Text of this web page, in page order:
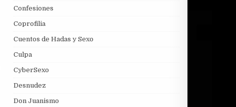
Confesiones
Coprofilia
Cuentos de Hadas y Sexo
Culpa
CyberSexo
Desnudez
Don Juanismo